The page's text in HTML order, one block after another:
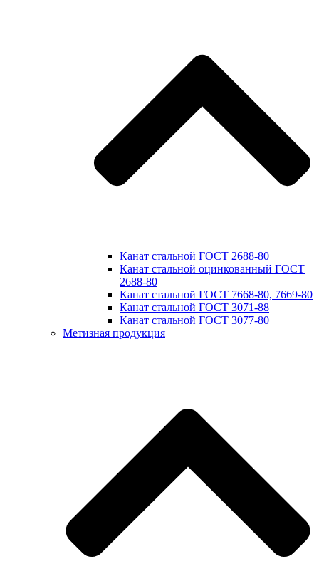
Канат стальной ГОСТ 2688-80
Канат стальной оцинкованный ГОСТ
2688-80
Канат стальной ГОСТ 7668-80, 7669-80
Канат стальной ГОСТ 3071-88
Канат стальной ГОСТ 3077-80
Метизная продукция